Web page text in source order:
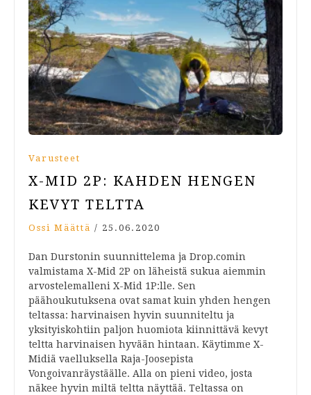
Varusteet
X-MID 2P: KAHDEN HENGEN
KEVYT TELTTA
Ossi Määttä / 25.06.2020
Dan Durstonin suunnittelema ja Drop.comin
valmistama X-Mid 2P on läheistä sukua aiemmin
arvostelemalleni X-Mid 1P:lle. Sen
päähoukutuksena ovat samat kuin yhden hengen
teltassa: harvinaisen hyvin suunniteltu ja
yksityiskohtiin paljon huomiota kiinnittävä kevyt
teltta harvinaisen hyvään hintaan. Käytimme X-
Midiä vaelluksella Raja-Joosepista
Vongoivanräystäälle. Alla on pieni video, josta
näkee hyvin miltä teltta näyttää. Teltassa on